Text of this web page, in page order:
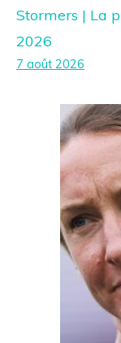
Stormers | La
2026
7 août 2026